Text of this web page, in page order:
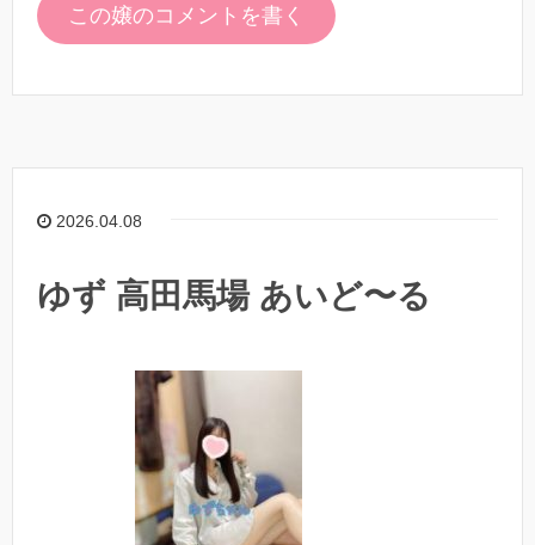
この嬢のコメントを書く
2026.04.08
ゆず 高田馬場 あいど〜る